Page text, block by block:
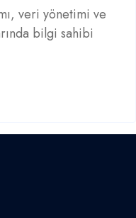
veri yönetimi ve
bilgi sahibi